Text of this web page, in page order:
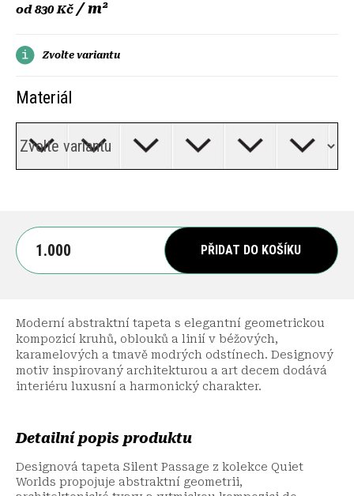
od830 Kč / m²
Zvolte variantu
Materiál
PŘIDAT DO KOŠÍKU
Moderní abstraktní tapeta s elegantní geometrickou
kompozicí kruhů, oblouků a linií v béžových,
karamelových a tmavě modrých odstínech. Designový
motiv inspirovaný architekturou a art decem dodává
interiéru luxusní a harmonický charakter.
Detailní popis produktu
Designová tapeta Silent Passage z kolekce Quiet
Worlds propojuje abstraktní geometrii,